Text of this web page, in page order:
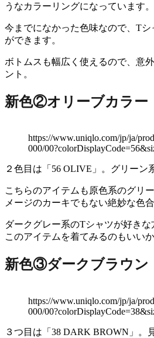
うなカラーリングになっています。
今までになかった色味なので、Tシ
ができます。
ボトムスも幅広く使えるので、意
ント。
新色②オリーブカラー
https://www.uniqlo.com/jp/ja/
000/
２色目は「56 OLIVE」。グリーン
こちらのアイテムも原色系のグリ
メージのカーキでもない絶妙な色合
ダークグレー系のTシャツが好き
このアイテムを着てみるのもいい
新色③ダークブラウン
https://www.uniqlo.com/jp/ja/
000/
３つ目は「38 DARK BROWN」。